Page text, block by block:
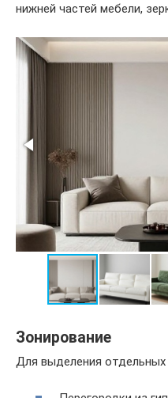
нижней частей мебели,
Зонирование
Для выделения отдельных